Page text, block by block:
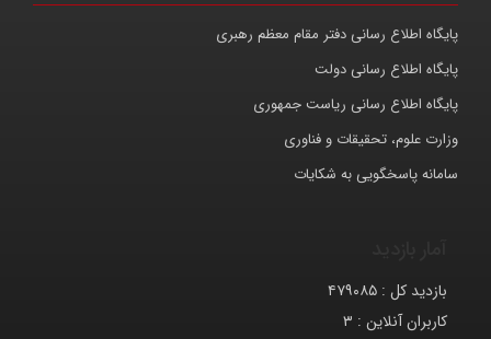
پایگاه اطلاع رسانی دفتر مقام معظم رهبری
پایگاه اطلاع رسانی دولت
پایگاه اطلاع رسانی ریاست جمهوری
وزارت علوم، تحقیقات و فناوری
سامانه پاسخگویی به شکایات
بازدید کل : ۴۷۹۰۸۵
کاربران آنلاین : ۳